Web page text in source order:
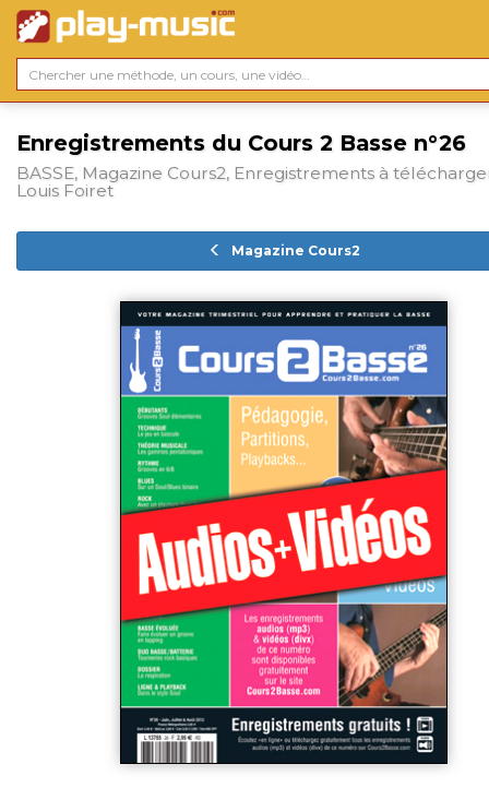
Enregistrements du Cours 2 Basse n°26
BASSE, Magazine Cours2, Enregistrements à
Louis Foiret
Magazine Cours2